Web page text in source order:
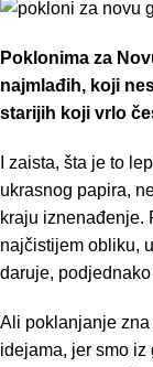
Poklonima za
najmlađih, koji
starijih koji vrlo
I zaista, šta je to
ukrasnog papira,
kraju iznenađenje.
najčistijem obliku,
daruje,
Ali poklanjanje
idejama, jer smo